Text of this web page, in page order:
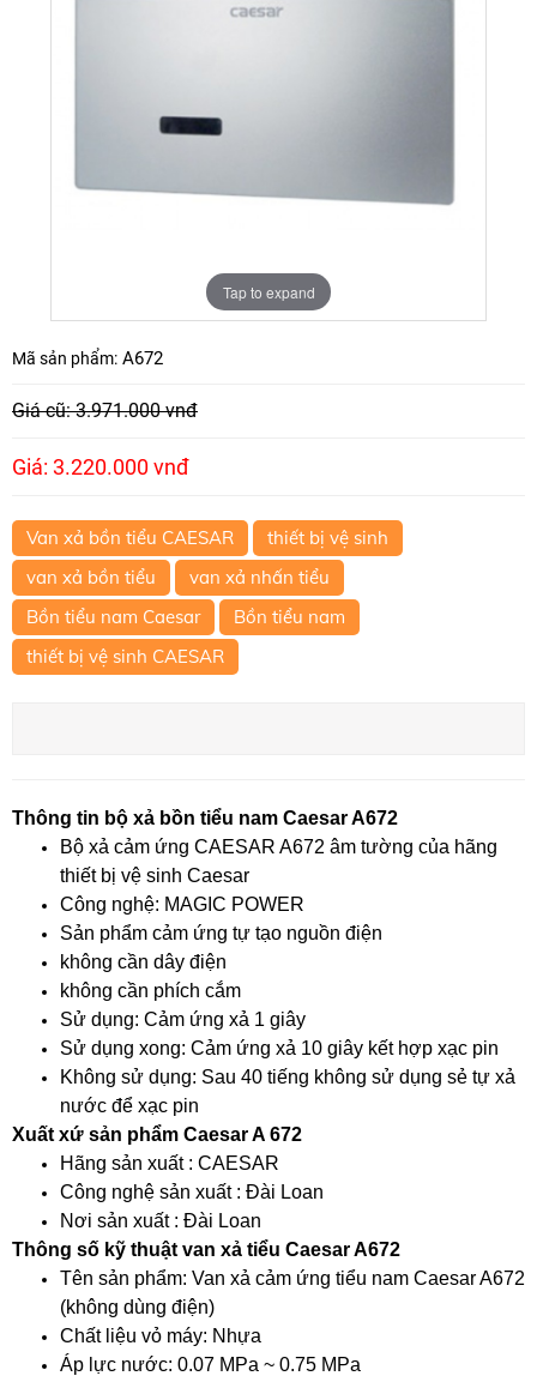
Tap to expand
Mã sản phẩm: A672
Giá cũ: 3.971.000 vnđ
Giá: 3.220.000 vnđ
Van xả bồn tiểu CAESAR
thiết bị vệ sinh
van xả bồn tiểu
van xả nhấn tiểu
Bồn tiểu nam Caesar
Bồn tiểu nam
thiết bị vệ sinh CAESAR
Thông tin bộ xả bồn tiểu nam Caesar A672
Bộ xả cảm ứng CAESAR A672 âm tường của hãng
thiết bị vệ sinh Caesar
Công nghệ: MAGIC POWER
Sản phẩm cảm ứng tự tạo nguồn điện
không cần dây điện
không cần phích cắm
Sử dụng: Cảm ứng xả 1 giây
Sử dụng xong: Cảm ứng xả 10 giây kết hợp xạc pin
Không sử dụng: Sau 40 tiếng không sử dụng sẻ tự xả
nước để xạc pin
Xuất xứ sản phẩm Caesar A 672
Hãng sản xuất : CAESAR
Công nghệ sản xuất : Đài Loan
Nơi sản xuất : Đài Loan
Thông số kỹ thuật van xả tiểu Caesar A672
Tên sản phẩm: Van xả cảm ứng tiểu nam Caesar A672
(không dùng điện)
Chất liệu vỏ máy: Nhựa
Áp lực nước: 0.07 MPa ~ 0.75 MPa